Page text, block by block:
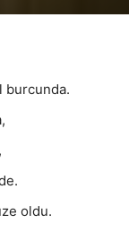
burcunda.
oldu.